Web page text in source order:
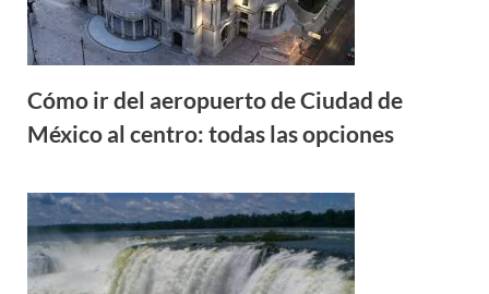
Cómo ir del aeropuerto de Ciudad de
México al centro: todas las opciones